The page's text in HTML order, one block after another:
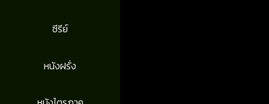
ซีรีย์
หนังฝรั่ง